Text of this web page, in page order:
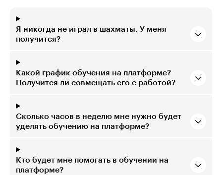
Я никогда не играл в шахматы. У меня
получится?
Какой график обучения на платформе?
Получится ли совмещать его с работой?
Сколько часов в неделю мне нужно будет
уделять обучению на платформе?
Кто будет мне помогать в обучении на
платформе?